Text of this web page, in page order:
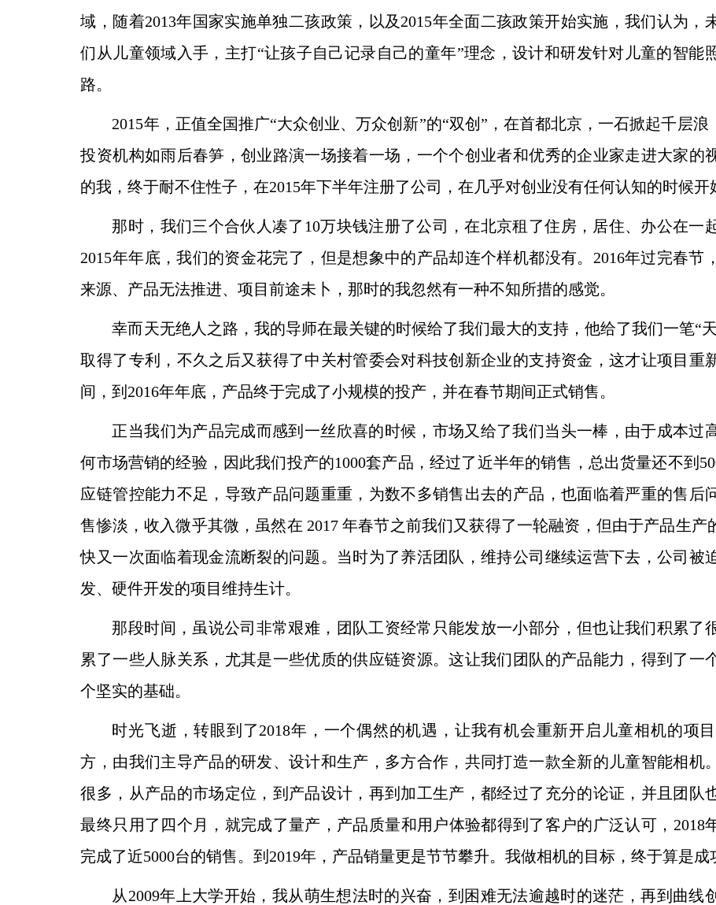
域，随着2013年国家实施单独二孩政策，以及2015年全面二孩政策开始实施，我们认为，
们从儿童领域入手，主打“让孩子自己记录自己的童年”理念，设计和研发针对儿童的智能
路。
2015年，正值全国推广“大众创业、万众创新”的“双创”，在首都北京， 一石掀起千层浪
投资机构如雨后春笋，创业路演一场接着一场，一个个创业者和优秀的企业家走进大家的
的我，终于耐不住性子，在2015年下半年注册了公司，在几乎对创业没有任何认知的时候开
那时，我们三个合伙人凑了10万块钱注册了公司，在北京租了住房， 居住、办公在一
2015年年底，我们的资金花完了，但是想象中的产品却连个样机都没有。2016年过完春节
来源、产品无法推进、项目前途未卜， 那时的我忽然有一种不知所措的感觉。
幸而天无绝人之路，我的导师在最关键的时候给了我们最大的支持，他给了我们一笔“
取得了专利， 不久之后又获得了中关村管委会对科技创新企业的支持资金，这才让项目 重
间，到2016年年底，产品终于完成了小规模的投产，并在春节期间正式销售。
正当我们为产品完成而感到一丝欣喜的时候，市场又给了我们当头一棒，由于成本过
何市场营销的经验， 因此我们投产的1000套产品，经过了近半年的销售，总出货量还不到
应链管控能力不足，导致产品问题重重， 为数不多销售出去的产品，也面临着严重的售后
售惨淡，收入微乎其微，虽然在 2017 年春节之前我们又获得了一轮融资，但由于产品生产
快又 一次面临着现金流断裂的问题。当时为了养活团队，维持公司继续运营下去，公司被
发、硬件开发的项目维持生计。
那段时间，虽说公司非常艰难，团队工资经常只能发放一小部分，但也让我们积累了
累了一些人脉关系， 尤其是一些优质的供应链资源。这让我们团队的产品能力，得到了一
个坚实的基础。
时光飞逝，转眼到了2018年，一个偶然的机遇，让我有机会重新开启儿童相机的项
方，由我们主导产品的研发、设计和生产，多方合作，共同打造一款全新的儿童智能相机
很多，从产品的市场定位，到产品设计， 再到加工生产，都经过了充分的论证，并且团队
最终只用了四个月，就完成了量产，产品质量和用户体验都得到了客户的广泛认可，2018
完成了近5000台的销售。到2019年，产品销量更是节节攀升。我做相机的 目标，终于算是成
从2009年上大学开始，我从萌生想法时的兴奋，到困难无法逾越时的迷茫，再到曲线